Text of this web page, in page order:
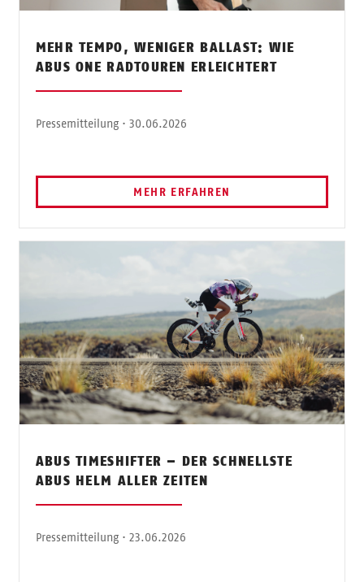
MEHR TEMPO, WENIGER BALLAST: WIE
ABUS ONE RADTOUREN ERLEICHTERT
Pressemitteilung · 30.06.2026
MEHR ERFAHREN
ABUS TIMESHIFTER – DER SCHNELLSTE
ABUS HELM ALLER ZEITEN
Pressemitteilung · 23.06.2026